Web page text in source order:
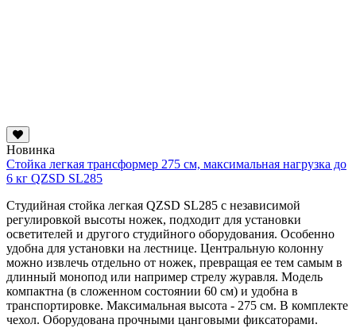
Новинка
Стойка легкая трансформер 275 см, максимальная нагрузка до
6 кг QZSD SL285
Студийная стойка легкая QZSD SL285 с независимой
регулировкой высоты ножек, подходит для установки
осветителей и другого студийного оборудования. Особенно
удобна для установки на лестнице. Центральную колонну
можно извлечь отдельно от ножек, превращая ее тем самым в
длинный монопод или например стрелу журавля. Модель
компактна (в сложенном состоянии 60 см) и удобна в
транспортировке. Максимальная высота - 275 см. В комплекте
чехол. Оборудована прочными цанговыми фиксаторами.